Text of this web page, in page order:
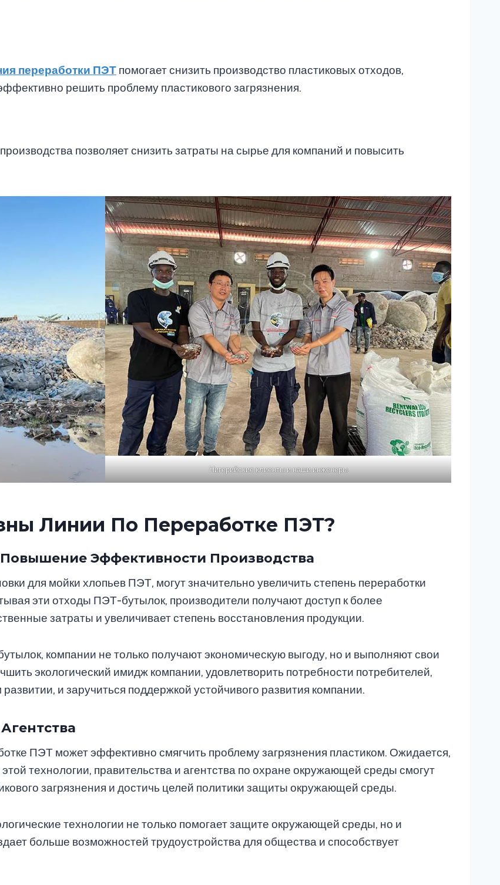
переработки ПЭТ помогает снизить производство пластиковых отходов,
решить проблему пластикового загрязнения.
позволяет снизить затраты на сырье для компаний и повысить
Нигерийские клиенты и наши инженеры
Линии По Переработке ПЭТ?
Эффективности Производства
для мойки хлопьев ПЭТ, могут значительно увеличить степень переработки
эти отходы ПЭТ-бутылок, производители получают доступ к более
затраты и увеличивает степень восстановления продукции.
компании не только получают экономическую выгоду, но и выполняют свои
экологический имидж компании, удовлетворить потребности потребителей,
и заручиться поддержкой устойчивого развития компании.
ПЭТ может эффективно смягчить проблему загрязнения пластиком. Ожидается,
технологии, правительства и агентства по охране окружающей среды смогут
загрязнения и достичь целей политики защиты окружающей среды.
технологии не только помогает защите окружающей среды, но и
больше возможностей трудоустройства для общества и способствует